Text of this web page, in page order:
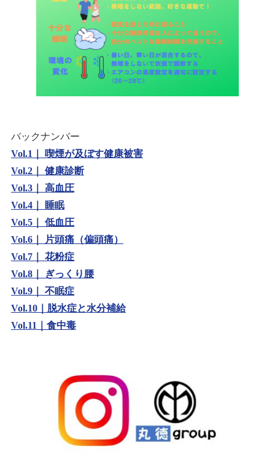
バックナンバー
Vol.1｜ 喫煙が及ぼす健康被害
Vol.2｜ 健康診断
Vol.3｜ 高血圧
Vol.4｜ 睡眠
Vol.5｜ 低血圧
Vol.6｜ 片頭痛（偏頭痛）
Vol.7｜ 花粉症
Vol.8｜ ぎっくり腰
Vol.9｜ 不眠症
Vol.10｜脱水症と水分補給
Vol.11｜食中毒